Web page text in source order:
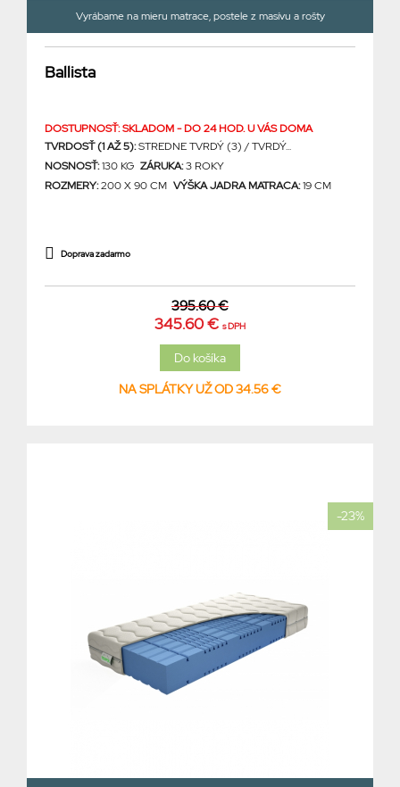
Vyrábame na mieru matrace, postele z masívu a rošty
Ballista
DOSTUPNOSŤ: SKLADOM - DO 24 HOD. U VÁS DOMA
TVRDOSŤ (1 AŽ 5):STREDNE TVRDÝ (3) / TVRDÝ...
NOSNOSŤ:130 KG ZÁRUKA:3 ROKY
ROZMERY:200 X 90 CM VÝŠKA JADRA MATRACA:19 CM
Doprava zadarmo
395.60 €
345.60 € s DPH
NA SPLÁTKY UŽ OD 34.56 €
-23%